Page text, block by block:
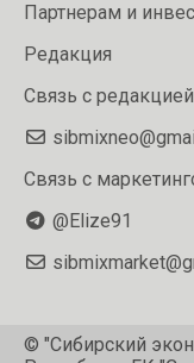
Партнерам и
Редакция
Связь с
Связь с
@Elize91
© "Сибирский